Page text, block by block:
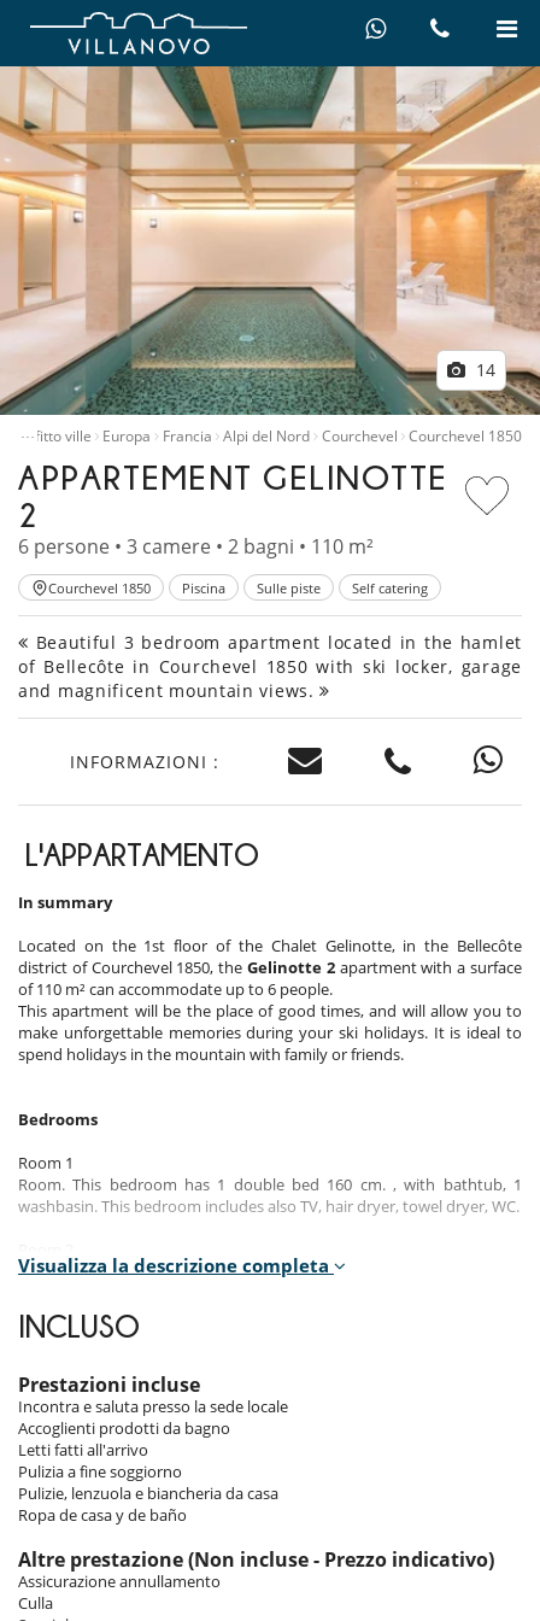
14
…
Affitto ville Europa Francia Alpi del Nord Courchevel Courchevel 1850
APPARTEMENT GELINOTTE
2
6 persone • 3 camere • 2 bagni • 110 m²
Courchevel 1850 Piscina Sulle piste Self catering
Beautiful 3 bedroom apartment located in the hamlet
of Bellecôte in Courchevel 1850 with ski locker, garage
and magnificent mountain views.
INFORMAZIONI :
L'APPARTAMENTO
In summary
Located on the 1st floor of the Chalet Gelinotte, in the Bellecôte
district of Courchevel 1850, the Gelinotte 2apartment with a surface
of 110 m² can accommodate up to 6 people.
This apartment will be the place of good times, and will allow you to
make unforgettable memories during your ski holidays. It is ideal to
spend holidays in the mountain with family or friends.
Bedrooms
Room 1
Room. This bedroom has 1 double bed 160 cm. , with bathtub, 1
washbasin. This bedroom includes also TV, hair dryer, towel dryer, WC.
Room. This bedroom has 2 single bed 80 cm configurable as a double
dryer, WC.
Room. This bedroom has 1 bunk beds 80 cm.
Indoors & outdoors
Thanks to its balcony you will be able to contemplate from its living
room, the magnificent view over the snowy mountains.
You will appreciate the living space which includes a TV lounge and a
fireplace, a dinning room and a fully equipped kitchen. The apartment
offers three bedrooms, two doubles bedroom and one with a bunk
bed (sleeps two). A separate bathroom (with shower, towel dryer,
Visualizza la descrizione completa
INCLUSO
Prestazioni incluse
Incontra e saluta presso la sede locale
Accoglienti prodotti da bagno
Letti fatti all'arrivo
Pulizia a fine soggiorno
Pulizie, lenzuola e biancheria da casa
Ropa de casa y de baño
Altre prestazione (Non incluse - Prezzo indicativo)
Assicurazione annullamento
Culla